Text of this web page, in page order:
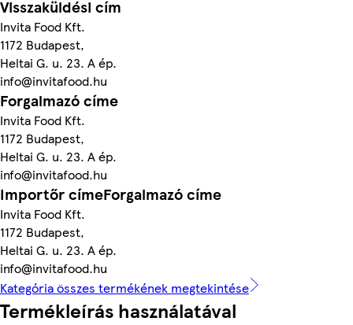
Visszaküldési cím
Invita Food Kft.
1172 Budapest,
Heltai G. u. 23. A ép.
info@invitafood.hu
Forgalmazó címe
Invita Food Kft.
1172 Budapest,
Heltai G. u. 23. A ép.
info@invitafood.hu
Importőr címeForgalmazó címe
Invita Food Kft.
1172 Budapest,
Heltai G. u. 23. A ép.
info@invitafood.hu
Kategória összes termékének megtekintése
Termékleírás használatával